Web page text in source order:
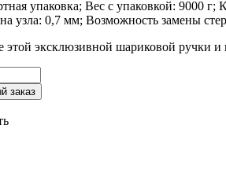
упаковка; Вес с упаковкой: 9000
узла: 0,7 мм; Возможность замены
этой эксклюзивной шариковой ручки
заказ